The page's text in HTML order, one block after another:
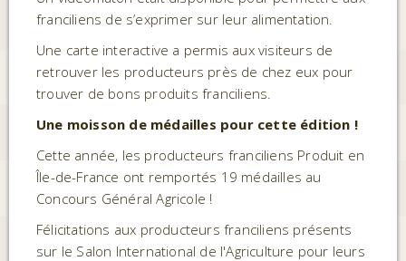
franciliens de s’exprimer sur leur alimentation.
Une carte interactive a permis aux visiteurs de
retrouver les producteurs près de chez eux pour
trouver de bons produits franciliens.
Une moisson de médailles pour cette édition !
Cette année, les producteurs franciliens Produit en
Île-de-France ont remportés 19 médailles au
Concours Général Agricole !
Félicitations aux producteurs franciliens présents
sur le Salon International de l'Agriculture pour leurs